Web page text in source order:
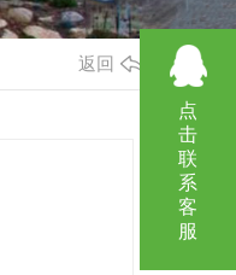
返回
点
击
联
系
客
服